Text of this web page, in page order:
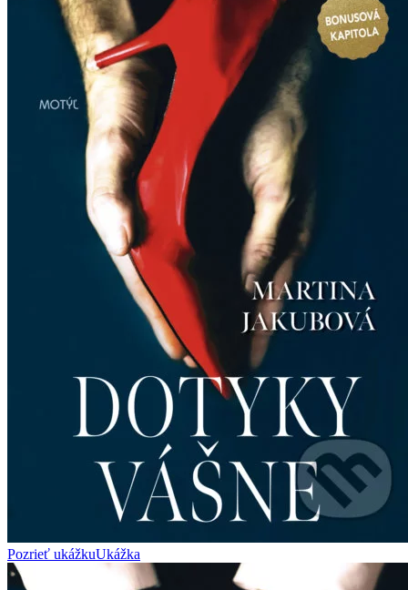
Pozrieť ukážkuUkážka